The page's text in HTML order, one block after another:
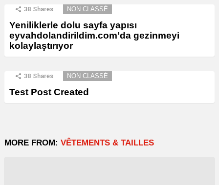
38 Shares NON CLASSÉ
Yeniliklerle dolu sayfa yapısı
eyvahdolandirildim.com’da gezinmeyi
kolaylaştırıyor
38 Shares NON CLASSÉ
Test Post Created
MORE FROM: VÊTEMENTS & TAILLES